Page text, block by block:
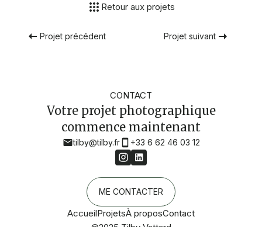
Projet précédent
Retour aux projets
Projet suivant
CONTACT
Votre projet photographique
commence maintenant
tilby@tilby.fr +33 6 62 46 03 12
ME CONTACTER
AccueilProjetsÀ proposContact